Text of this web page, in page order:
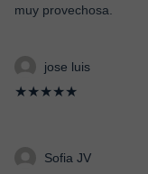
muy provechosa.
jose luis
★★★★★
Sofia JV